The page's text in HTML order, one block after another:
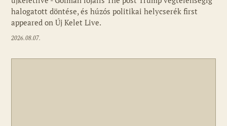
halogatott döntése, és húzós politikai helycserék first
appeared on Új Kelet Live.
2026.08.07.